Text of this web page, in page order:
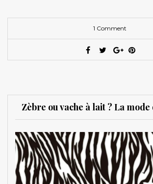
1 Comment
Zèbre ou vache à lait ? La